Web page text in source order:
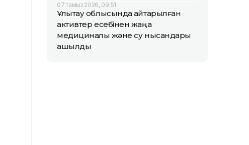
07 тамыз 2026, 09:51
Ұлытау облысында қайтарылған
активтер есебінен жаңа
медициналық және су нысандары
ашылды